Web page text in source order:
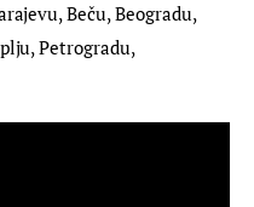
Beču, Beogradu,
Petrogradu,